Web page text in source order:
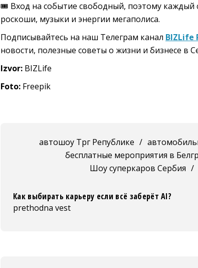
🎟️ Вход на событие свободный, поэтому каждый
роскоши, музыки и энергии мегаполиса.
Подписывайтесь на наш Телеграм канал BIZLife
новости, полезные советы о жизни и бизнесе в
Izvor: BIZLife
Foto: Freepik
автошоу Трг Републике /
бесплатные мероприятия в
Шоу суперкаров Сербия /
Как выбирать карьеру если всё заберёт AI?
prethodna vest